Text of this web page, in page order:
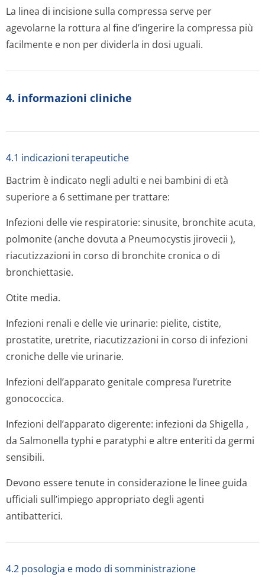
La linea di incisione sulla compressa serve per
agevolarne la rottura al fine d’ingerire la compressa più
facilmente e non per dividerla in dosi uguali.
4. informazioni cliniche
4.1 indicazioni terapeutiche
Bactrim è indicato negli adulti e nei bambini di età
superiore a 6 settimane per trattare:
Infezioni delle vie respiratorie: sinusite, bronchite acuta,
polmonite (anche dovuta a Pneumocystis jirovecii ),
riacutizzazioni in corso di bronchite cronica o di
bronchiettasie.
Otite media.
Infezioni renali e delle vie urinarie: pielite, cistite,
prostatite, uretrite, riacutizzazioni in corso di infezioni
croniche delle vie urinarie.
Infezioni dell’apparato genitale compresa l’uretrite
gonococcica.
Infezioni dell’apparato digerente: infezioni da Shigella ,
da Salmonella typhi e paratyphi e altre enteriti da germi
sensibili.
Devono essere tenute in considerazione le linee guida
ufficiali sull’impiego appropriato degli agenti
antibatterici.
4.2 posologia e modo di somministrazione